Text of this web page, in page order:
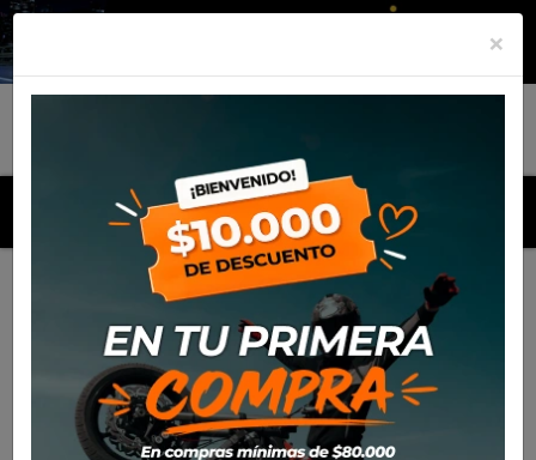
MENU
Productos
Anclaje maletas SW Motech Quick Lock
Evo Side Carrier BMW R1200 GS
×